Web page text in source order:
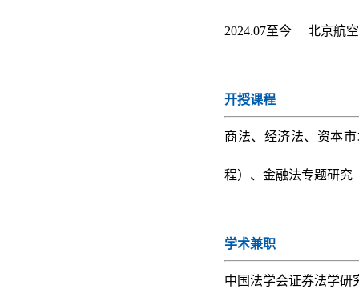
2024.07至今 北京航
开授课程
商法、经济法、资本
程）、金融法专题研究
学术兼职
中国法学会证券法学研